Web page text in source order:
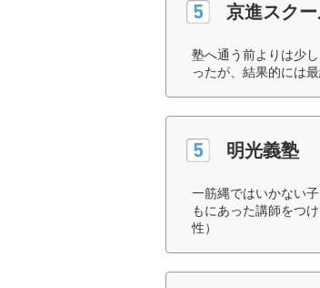
京進スク
塾へ通う前よりは少
ったが、結果的には
明光義塾
一筋縄ではいかない
もにあった講師をつ
性）